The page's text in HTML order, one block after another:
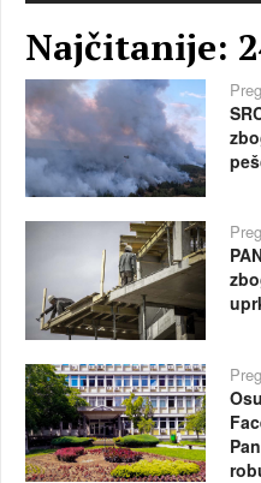
Najčitanije: